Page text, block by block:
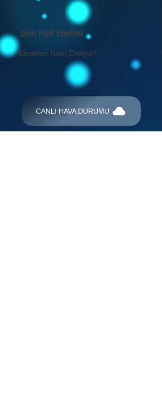
İsim Harf Enerjisi
Karakteri Nasıl Etkiliyor?
CANLI HAVA DURUMU